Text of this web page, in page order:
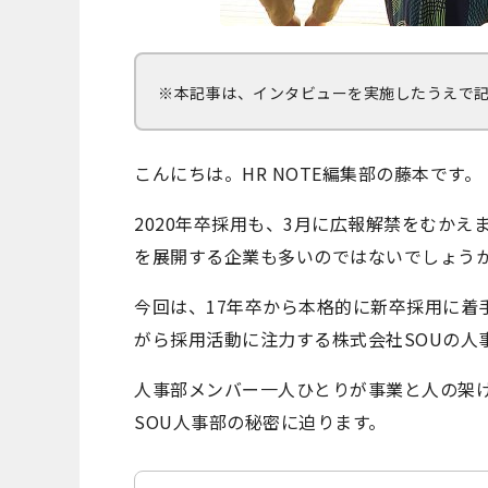
※本記事は、インタビューを実施したうえで
こんにちは。HR NOTE編集部の藤本です。
2020年卒採用も、3月に広報解禁をむかえ
を展開する企業も多いのではないでしょう
今回は、17年卒から本格的に新卒採用に
がら採用活動に注力する株式会社SOUの
人事部メンバー一人ひとりが事業と人の
SOU人事部の秘密に迫ります。